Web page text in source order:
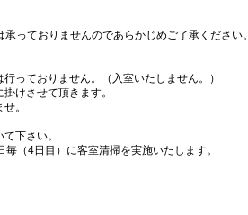
っておりませんのであらかじめご了承ください。
っておりません。（入室いたしません。）
けさせて頂きます。
。
下さい。
（4日目）に客室清掃を実施いたします。